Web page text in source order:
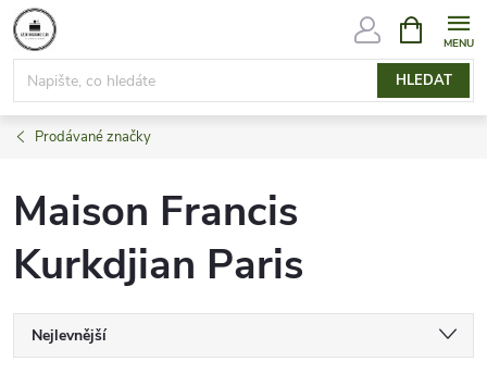
Přejít
na
obsah
HLEDAT
NÁKUPNÍ
KOŠÍK
Prodávané značky
Maison Francis
Kurkdjian Paris
Ř
Nejlevnější